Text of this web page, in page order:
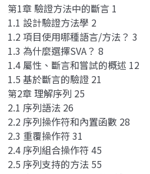
第1章 驗證方法中的斷言 1
1.1 設計驗證方法學 2
1.2 項目使用哪種語言/方法？ 3
1.3 為什麼選擇SVA？ 8
1.4 屬性、斷言和嘗試的概述 12
1.5 基於斷言的驗證 21
第2章 理解序列 25
2.1 序列語法 26
2.2 序列操作符和內置函數 28
2.3 重覆操作符 31
2.4 序列組合操作符 45
2.5 序列支持的方法 55